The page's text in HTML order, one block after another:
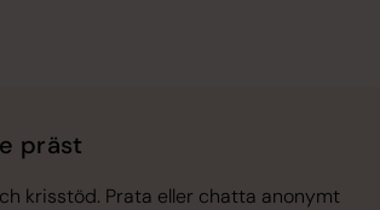
präst
krisstöd. Prata eller chatta anonymt